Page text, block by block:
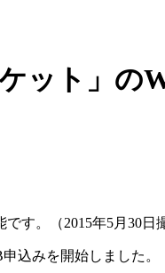
ット」の
す。（2015年5月30日
込みを開始しました。